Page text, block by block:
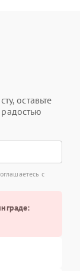
оставьте
с